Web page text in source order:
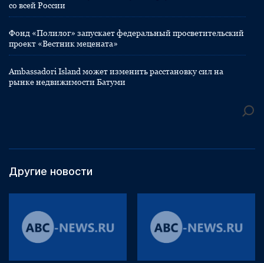
со всей России
Фонд «Полилог» запускает федеральный просветительский
проект «Вестник мецената»
Ambassadori Island может изменить расстановку сил на
рынке недвижимости Батуми
Другие новости